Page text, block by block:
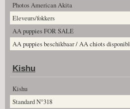
Photos American Akita
Eleveurs/fokkers
AA puppies FOR SALE
AA puppies beschikbaar / AA chiots
Kishu
Kishu
Standard N°318